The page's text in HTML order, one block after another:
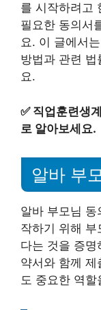
를 시작하려고
필요한 동의서
요. 이 글에서
방법과 관련 법
요.
✅ 직업훈련생
로 알아보세요.
알바 부
알바 부모님 동
작하기 위해
다는 것을 증명
약서와 함께
도 중요한 역할